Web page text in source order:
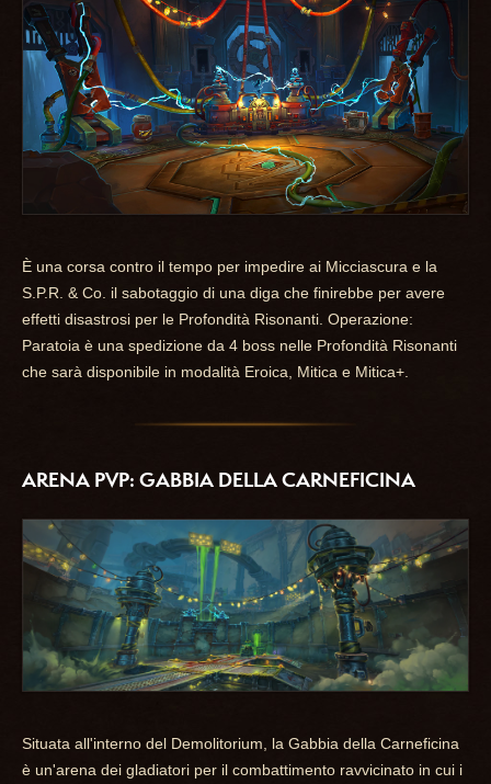
È una corsa contro il tempo per impedire ai Micciascura e la
S.P.R. & Co. il sabotaggio di una diga che finirebbe per avere
effetti disastrosi per le Profondità Risonanti. Operazione:
Paratoia è una spedizione da 4 boss nelle Profondità Risonanti
che sarà disponibile in modalità Eroica, Mitica e Mitica+.
ARENA PVP: GABBIA DELLA CARNEFICINA
Situata all'interno del Demolitorium, la Gabbia della Carneficina
è un'arena dei gladiatori per il combattimento ravvicinato in cui i